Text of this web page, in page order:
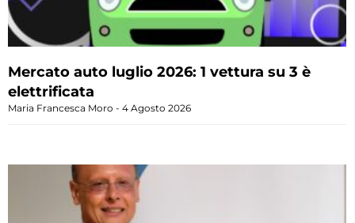
Mercato auto luglio 2026: 1 vettura su 3 è
elettrificata
Maria Francesca Moro 4 Agosto 2026